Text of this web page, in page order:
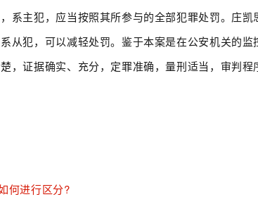
系主犯，应当按照其所参与的全部犯罪处罚。庄
从犯，可以减轻处罚。鉴于本案是在公安机关的
，证据确实、充分，定罪准确，量刑适当，审判
何进行区分?